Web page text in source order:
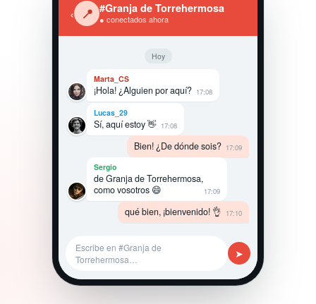
‹ 📍 #Granja de Torrehermosa
● conectados ahora
Hoy
Marta_CS
¡Hola! ¿Alguien por aquí? 17:08
Lucas_29
Sí, aquí estoy 👋 17:08
Bien! ¿De dónde sois? 17:09
Sergio
de Granja de Torrehermosa,
como vosotros 😄
17:09
qué bien, ¡bienvenido! 👌 17:10
Escribe en #Granja de
Torrehermosa…
➤